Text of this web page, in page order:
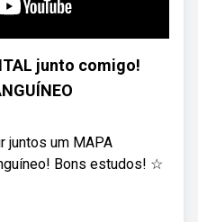
junto comigo!
juntos um MAPA
Bons estudos! ☆